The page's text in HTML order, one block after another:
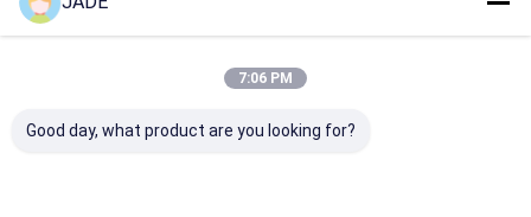
7:06 PM
Good day, what product are you looking for?